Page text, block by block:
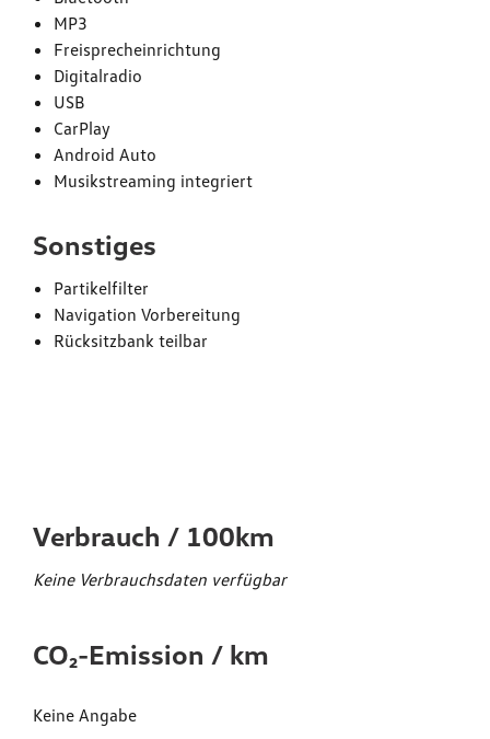
MP3
Freisprecheinrichtung
Digitalradio
USB
CarPlay
Android Auto
Musikstreaming integriert
Sonstiges
Partikelfilter
Navigation Vorbereitung
Rücksitzbank teilbar
Verbrauch / 100km
Keine Verbrauchsdaten verfügbar
CO₂-Emission / km
Keine Angabe